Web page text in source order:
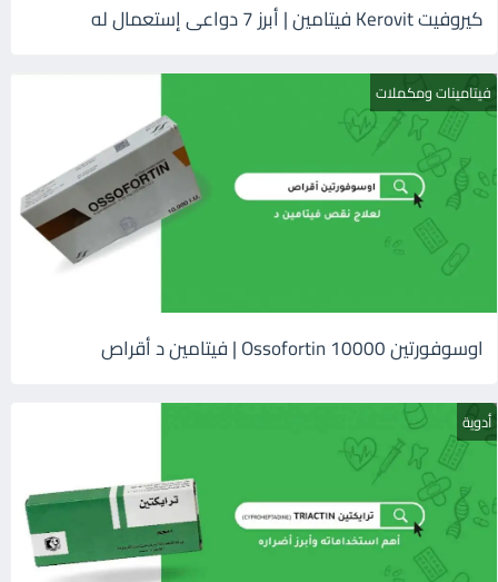
كيروفيت Kerovit فيتامين | أبرز 7 دواعى إستعمال له
فيتامينات ومكملات
اوسوفورتين 10000 Ossofortin | فيتامين د أقراص
أدوية